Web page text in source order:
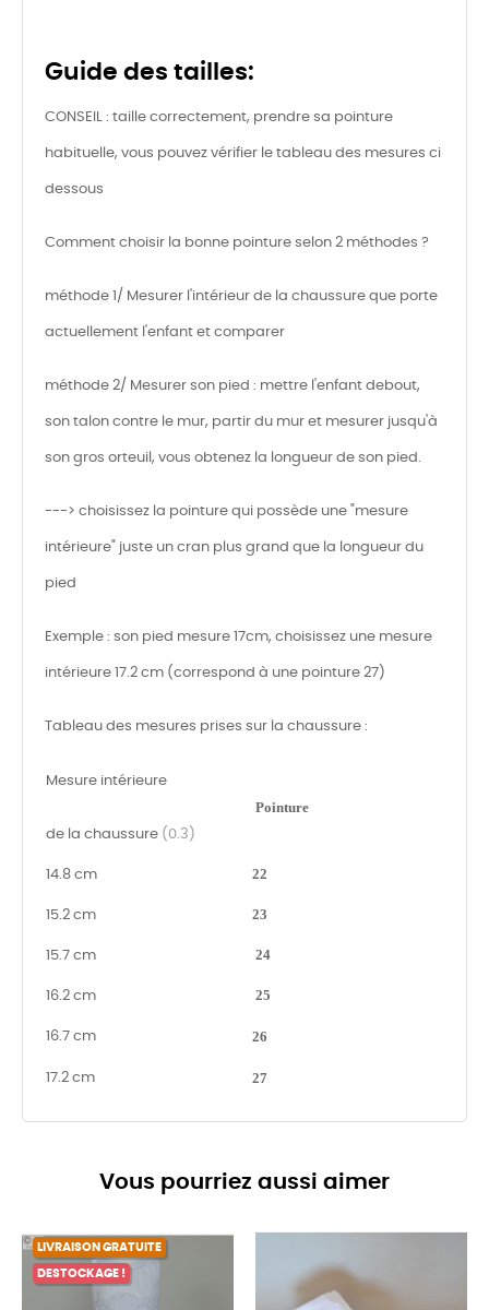
Guide des tailles:
CONSEIL : taille correctement, prendre sa pointure
habituelle, vous pouvez vérifier le tableau des mesures ci
dessous
Comment choisir la bonne pointure selon 2 méthodes ?
méthode 1/ Mesurer l'intérieur de la chaussure que porte
actuellement l'enfant et comparer
méthode 2/ Mesurer son pied : mettre l'enfant debout,
son talon contre le mur, partir du mur et mesurer jusqu'à
son gros orteuil, vous obtenez la longueur de son pied.
---> choisissez la pointure qui possède une "mesure
intérieure" juste un cran plus grand que la longueur du
pied
Exemple : son pied mesure 17cm, choisissez une mesure
intérieure 17.2 cm (correspond à une pointure 27)
Tableau des mesures prises sur la chaussure :
Mesure intérieure
de la chaussure (0.3)
Pointure
14.8 cm 22
15.2 cm 23
15.7 cm 24
16.2 cm 25
16.7 cm 26
17.2 cm 27
Vous pourriez aussi aimer
LIVRAISON GRATUITE
DESTOCKAGE !